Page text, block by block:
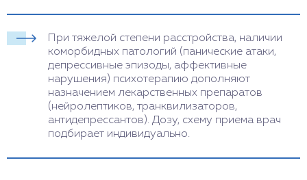
При тяжелой степени расстройства, наличии
коморбидных патологий (панические атаки,
депрессивные эпизоды, аффективные
нарушения) психотерапию дополняют
назначением лекарственных препаратов
(нейролептиков, транквилизаторов,
антидепрессантов). Дозу, схему приема врач
подбирает индивидуально.